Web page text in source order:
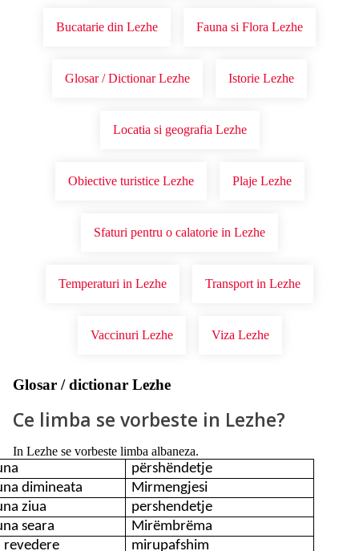
Bucatarie din Lezhe Fauna si Flora Lezhe
Glosar / Dictionar Lezhe Istorie Lezhe
Locatia si geografia Lezhe
Obiective turistice Lezhe Plaje Lezhe
Sfaturi pentru o calatorie in Lezhe
Temperaturi in Lezhe Transport in Lezhe
Vaccinuri Lezhe Viza Lezhe
Glosar / dictionar Lezhe
Ce limba se vorbeste in Lezhe?
In Lezhe se vorbeste limba albaneza.
përshëndetje
dimineata
Mirmengjesi
ziua
pershendetje
seara
Mirëmbrëma
revedere
mirupafshim